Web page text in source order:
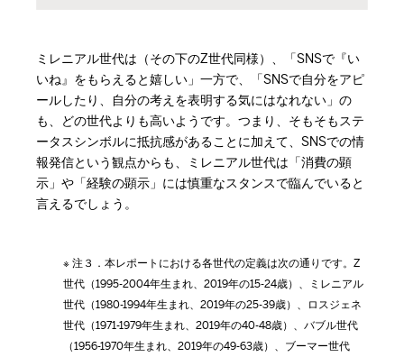
ミレニアル世代は（その下のZ世代同様）、「SNSで『い
いね』をもらえると嬉しい」一方で、「SNSで自分をアピ
ールしたり、自分の考えを表明する気にはなれない」の
も、どの世代よりも高いようです。つまり、そもそもステ
ータスシンボルに抵抗感があることに加えて、SNSでの情
報発信という観点からも、ミレニアル世代は「消費の顕
示」や「経験の顕示」には慎重なスタンスで臨んでいると
言えるでしょう。
※ 注３．本レポートにおける各世代の定義は次の通りです。Z
世代（1995-2004年生まれ、2019年の15-24歳）、ミレニアル
世代（1980-1994年生まれ、2019年の25-39歳）、ロスジェネ
世代（1971-1979年生まれ、2019年の40-48歳）、バブル世代
（1956-1970年生まれ、2019年の49-63歳）、ブーマー世代